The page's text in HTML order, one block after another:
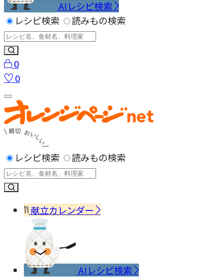
AIレシピ検索
レシピ検索
読みもの検索
0
0
レシピ検索 読みもの検索
献立カレンダー
AIレシピ検索